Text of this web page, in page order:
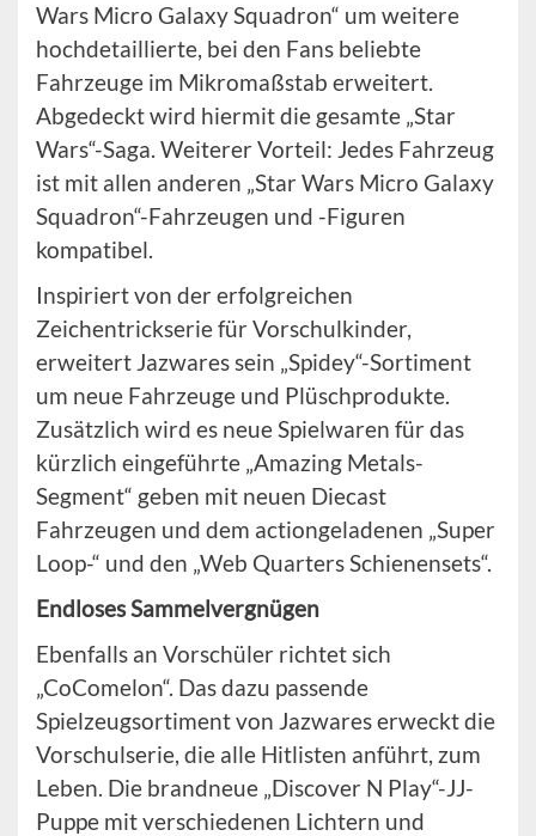
Wars Micro Galaxy Squadron“ um weitere
hochdetaillierte, bei den Fans beliebte
Fahrzeuge im Mikromaßstab erweitert.
Abgedeckt wird hiermit die gesamte „Star
Wars“-Saga. Weiterer Vorteil: Jedes Fahrzeug
ist mit allen anderen „Star Wars Micro Galaxy
Squadron“-Fahrzeugen und -Figuren
kompatibel.
Inspiriert von der erfolgreichen
Zeichentrickserie für Vorschulkinder,
erweitert Jazwares sein „Spidey“-Sortiment
um neue Fahrzeuge und Plüschprodukte.
Zusätzlich wird es neue Spielwaren für das
kürzlich eingeführte „Amazing Metals-
Segment“ geben mit neuen Diecast
Fahrzeugen und dem actiongeladenen „Super
Loop-“ und den „Web Quarters Schienensets“.
Endloses Sammelvergnügen
Ebenfalls an Vorschüler richtet sich
„CoComelon“. Das dazu passende
Spielzeugsortiment von Jazwares erweckt die
Vorschulserie, die alle Hitlisten anführt, zum
Leben. Die brandneue „Discover N Play“-JJ-
Puppe mit verschiedenen Lichtern und